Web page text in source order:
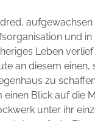
und
Leben
an diesem
zu
einen Blick auf die
unter ihr